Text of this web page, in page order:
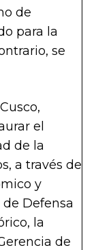
de
para la
se
el
de la
a través de
y
Defensa
la
de